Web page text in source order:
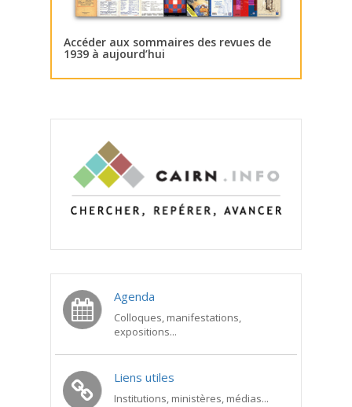
Accéder aux sommaires des revues de
1939 à aujourd’hui
Agenda
Colloques, manifestations,
expositions...
Liens utiles
Institutions, ministères, médias...